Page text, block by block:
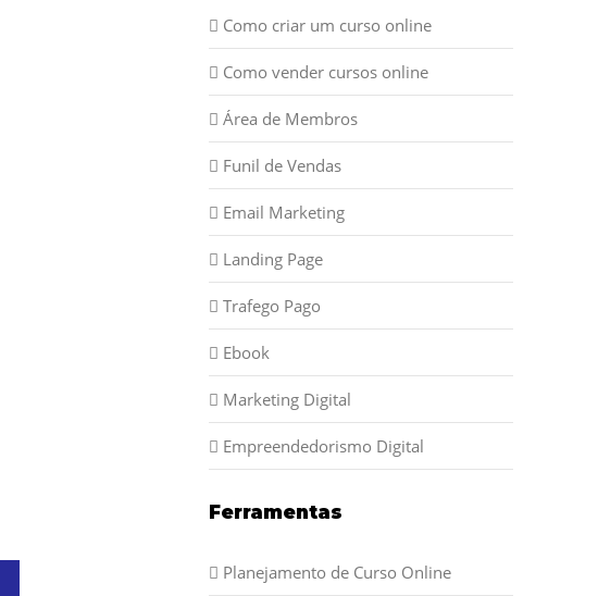
Como criar um curso online
Como vender cursos online
Área de Membros
Funil de Vendas
Email Marketing
Landing Page
Trafego Pago
Ebook
Marketing Digital
Empreendedorismo Digital
Ferramentas
Planejamento de Curso Online